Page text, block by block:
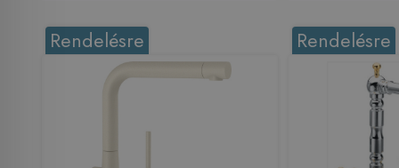
Rendelésre Rendelésre